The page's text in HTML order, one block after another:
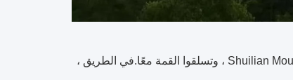
بعد ظهر يوم الأحد ، التقى فريقنا المكون من عشرة أشخاص عند سفح حديقة Shuilian Mountain Forest ، وتسلقوا القمة معًا.في الطريق ،